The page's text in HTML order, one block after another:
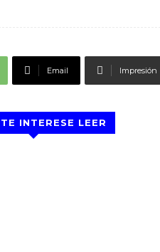
Email Impresión
INTERESE LEER